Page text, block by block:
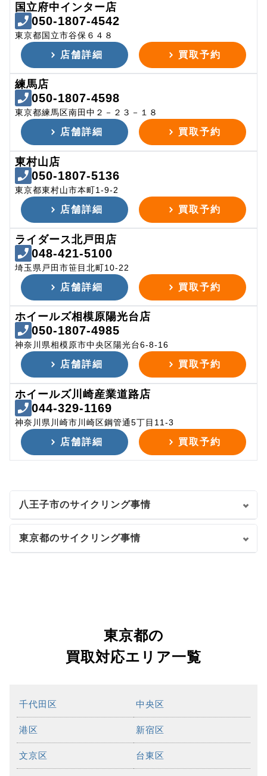
国立府中インター店
050-1807-4542
東京都国立市谷保６４８
店舗詳細 買取予約
練馬店
050-1807-4598
東京都練馬区南田中２－２３－１８
店舗詳細 買取予約
東村山店
050-1807-5136
東京都東村山市本町1-9-2
店舗詳細 買取予約
ライダース北戸田店
048-421-5100
埼玉県戸田市笹目北町10-22
店舗詳細 買取予約
ホイールズ相模原陽光台店
050-1807-4985
神奈川県相模原市中央区陽光台6-8-16
店舗詳細 買取予約
ホイールズ川崎産業道路店
044-329-1169
神奈川県川崎市川崎区鋼管通5丁目11-3
店舗詳細 買取予約
八王子市のサイクリング事情
東京都のサイクリング事情
東京都の
買取対応エリア一覧
千代田区 中央区
港区 新宿区
文京区 台東区